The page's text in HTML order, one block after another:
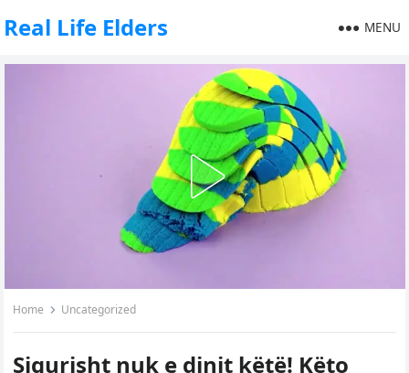
Real Life Elders MENU
Home Uncategorized
Sigurisht nuk e dinit këtë! Këto